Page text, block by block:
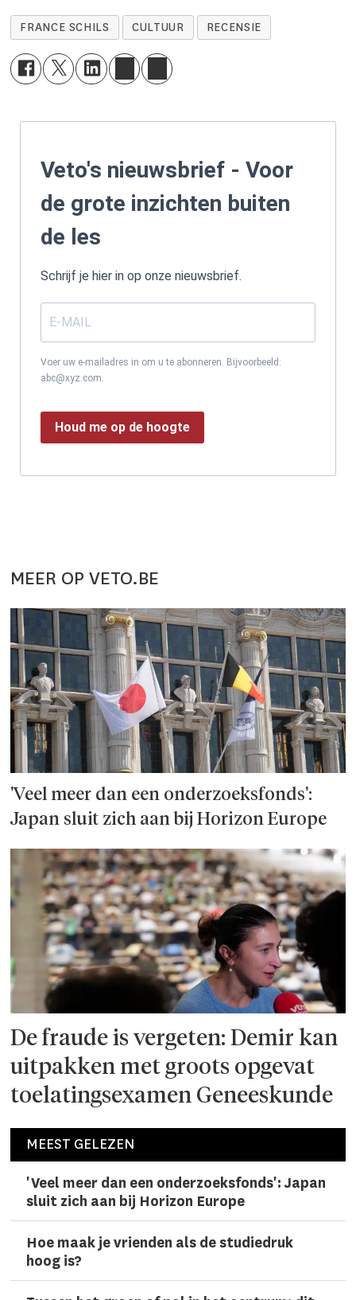
FRANCE SCHILS CULTUUR RECENSIE
Veto's nieuwsbrief - Voor
de grote inzichten buiten
de les
Schrijf je hier in op onze nieuwsbrief.
Voer uw e-mailadres in om u te abonneren. Bijvoorbeeld:
abc@xyz.com.
Houd me op de hoogte
MEER OP VETO.BE
'Veel meer dan een onderzoeks­fonds':
Japan sluit zich aan bij Horizon Europe
De fraude is vergeten: Demir kan
uitpakken met groots opgevat
toelatingsexamen Geneeskunde
MEEST GELEZEN
'Veel meer dan een onderzoeks­fonds': Japan
sluit zich aan bij Horizon Europe
Hoe maak je vrienden als de studiedruk
hoog is?